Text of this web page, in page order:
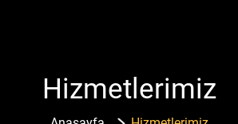
Hizmetlerimiz